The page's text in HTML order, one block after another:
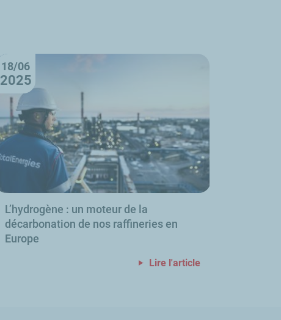
18/06
2025
L’hydrogène : un moteur de la
décarbonation de nos raffineries en
Europe
Lire l'article